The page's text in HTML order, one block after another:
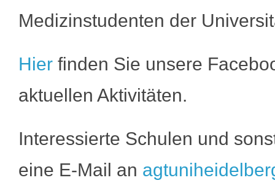
Medizinstudenten der
Hier finden Sie unsere
aktuellen Aktivitäten.
Interessierte Schulen und
eine E-Mail an